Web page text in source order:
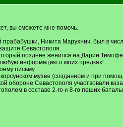
вы сможете мне помочь.
Никита Марухнич, был в
Севастополя.
позднее женился на Дарии
информацию о моих предках!
письму.
музее (созданном и при
обороне Севастополя участвовали
в составе 2-го и 8-го пеших